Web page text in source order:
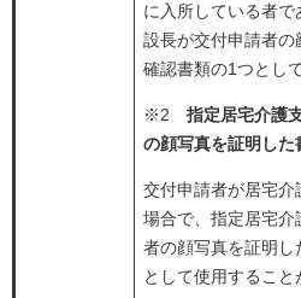
に入所している者
設長が交付申請者の
確認書類の1つとし
​※2 指定居宅介護
の顔写真を証明した
交付申請者が居宅介
場合で、指定居宅
者の顔写真を証明
として使用すること